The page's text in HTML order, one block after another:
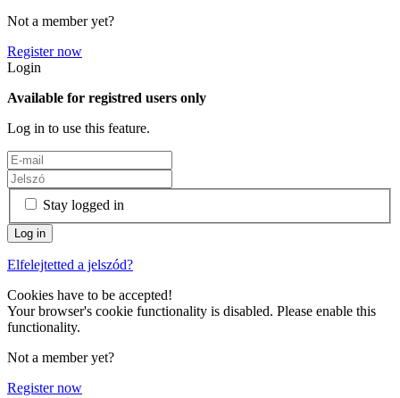
Not a member yet?
Register now
Login
Available for registred users only
Log in to use this feature.
Stay logged in
Elfelejtetted a jelszód?
Cookies have to be accepted!
Your browser's cookie functionality is disabled. Please enable this
functionality.
Not a member yet?
Register now